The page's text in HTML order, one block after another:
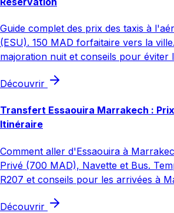
Guide complet des prix des taxis à
(ESU). 150 MAD forfaitaire vers la
majoration nuit et conseils pour éviter
Découvrir
Transfert Essaouira Marrakech :
Itinéraire
Comment aller d'Essaouira à
Privé (700 MAD), Navette et Bus.
R207 et conseils pour les arrivées à
Découvrir